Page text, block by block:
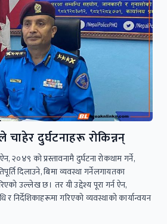
चाहेर दुर्घटनाहरू रोकिन्नन्
२०४९ को प्रस्तावनामै दुर्घटना रोकथाम गर्ने,
दिलाउने, बिमा व्यवस्था गर्नेलगायतका
उल्लेख छ। तर यी उद्देश्य पूरा गर्न ऐन,
र निर्देशिकाहरूमा गरिएको व्यवस्थाको कार्यान्वयन